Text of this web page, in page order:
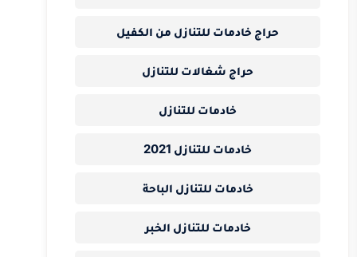
حراج خادمات للتنازل من الكفيل
حراج شغالات للتنازل
خادمات للتنازل
خادمات للتنازل 2021
خادمات للتنازل الباحة
خادمات للتنازل الخبر